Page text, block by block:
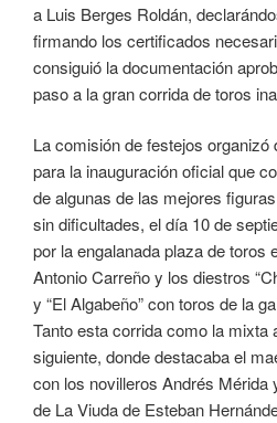
a Luis Berges Roldán,
firmando los certificados
consiguió la documentación
paso a la gran corrida de toros
La comisión de festejos
para la inauguración oficial que
de algunas de las mejores
sin dificultades, el día 10 de
por la engalanada plaza de toros
Antonio Carreño y los diestros
y “El Algabeño” con toros de la
Tanto esta corrida como la mixta
siguiente, donde destacaba el
con los novilleros Andrés Mérida
de La Viuda de Esteban